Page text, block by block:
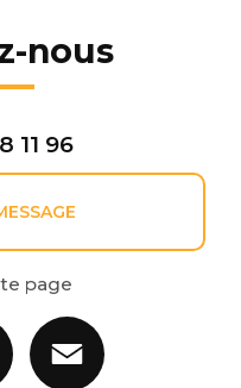
nous
11 96
page